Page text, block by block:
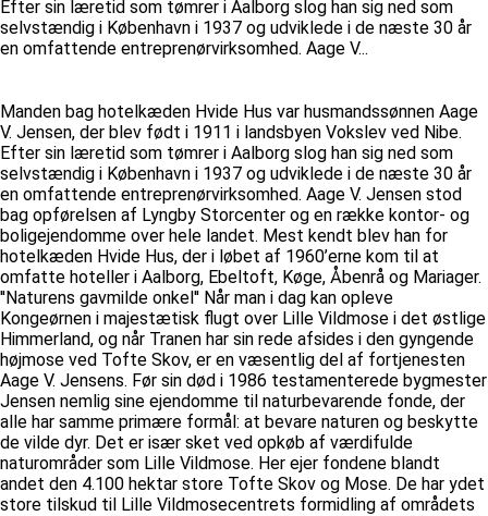
Efter sin læretid som tømrer i Aalborg slog han sig ned som
selvstændig i København i 1937 og udviklede i de næste 30 år
en omfattende entreprenørvirksomhed. Aage V...
Manden bag hotelkæden Hvide Hus var husmandssønnen Aage
V. Jensen, der blev født i 1911 i landsbyen Vokslev ved Nibe.
Efter sin læretid som tømrer i Aalborg slog han sig ned som
selvstændig i København i 1937 og udviklede i de næste 30 år
en omfattende entreprenørvirksomhed. Aage V. Jensen stod
bag opførelsen af Lyngby Storcenter og en række kontor- og
boligejendomme over hele landet. Mest kendt blev han for
hotelkæden Hvide Hus, der i løbet af 1960’erne kom til at
omfatte hoteller i Aalborg, Ebeltoft, Køge, Åbenrå og Mariager.
''Naturens gavmilde onkel'' Når man i dag kan opleve
Kongeørnen i majestætisk flugt over Lille Vildmose i det østlige
Himmerland, og når Tranen har sin rede afsides i den gyngende
højmose ved Tofte Skov, er en væsentlig del af fortjenesten
Aage V. Jensens. Før sin død i 1986 testamenterede bygmester
Jensen nemlig sine ejendomme til naturbevarende fonde, der
alle har samme primære formål: at bevare naturen og beskytte
de vilde dyr. Det er især sket ved opkøb af værdifulde
naturområder som Lille Vildmose. Her ejer fondene blandt
andet den 4.100 hektar store Tofte Skov og Mose. De har ydet
store tilskud til Lille Vildmosecentrets formidling af områdets